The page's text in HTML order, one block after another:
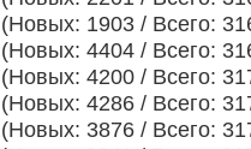
(Новых: 1903 / Всего:
(Новых: 4404 / Всего:
(Новых: 4200 / Всего:
(Новых: 4286 / Всего:
(Новых: 3876 / Всего: